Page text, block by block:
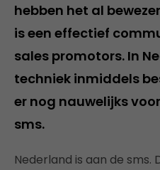
hebben het al
is een effectief
sales promotors. In
techniek inmiddels
er nog nauwelijks
sms.
Nederland is aan de